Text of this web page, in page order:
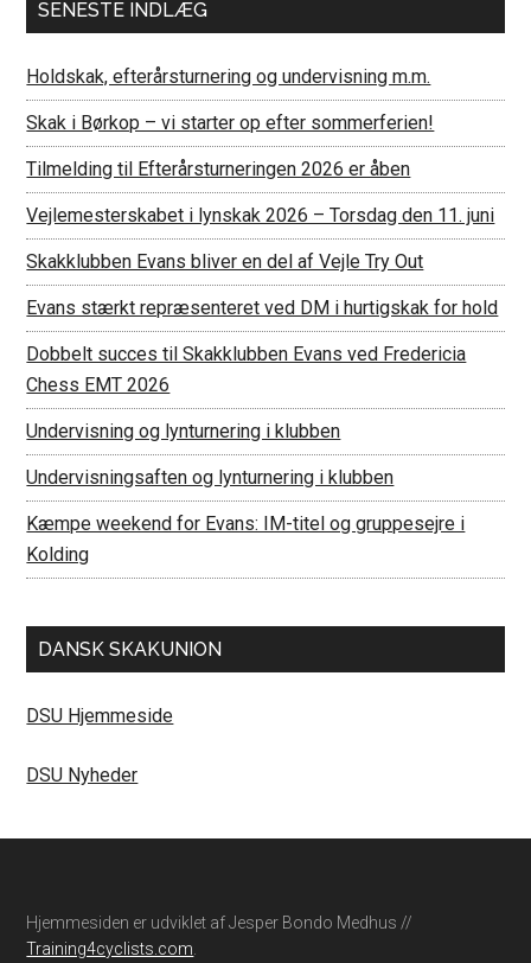
SENESTE INDLÆG
Holdskak, efterårsturnering og undervisning m.m.
Skak i Børkop – vi starter op efter sommerferien!
Tilmelding til Efterårsturneringen 2026 er åben
Vejlemesterskabet i lynskak 2026 – Torsdag den 11. juni
Skakklubben Evans bliver en del af Vejle Try Out
Evans stærkt repræsenteret ved DM i hurtigskak for hold
Dobbelt succes til Skakklubben Evans ved Fredericia
Chess EMT 2026
Undervisning og lynturnering i klubben
Undervisningsaften og lynturnering i klubben
Kæmpe weekend for Evans: IM-titel og gruppesejre i
Kolding
DANSK SKAKUNION
DSU Hjemmeside
DSU Nyheder
Footer
Hjemmesiden er udviklet af Jesper Bondo Medhus //
Training4cyclists.com